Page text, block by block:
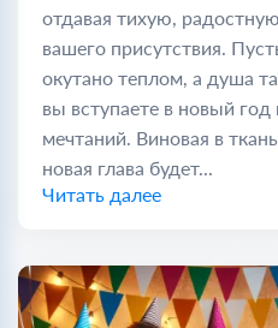
отдавая тихую,
вашего присутствия.
окутано теплом, а душа
вы вступаете в новый
мечтаний. Виновая в
новая глава будет...
Читать далее